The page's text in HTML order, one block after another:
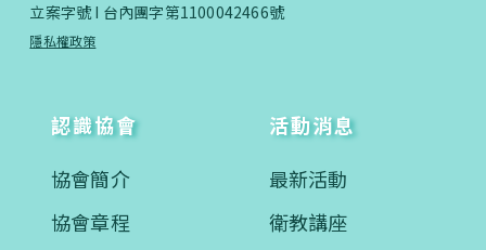
立案字號 I 台內團字第1100042466號
隱私權政策
認識協會
協會簡介
協會章程
活動消息
最新活動
衛教講座